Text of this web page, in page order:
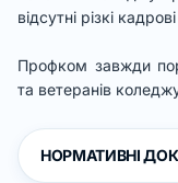
відсутні різкі
Профком завжди
та ветеранів
НОРМАТИВНІ